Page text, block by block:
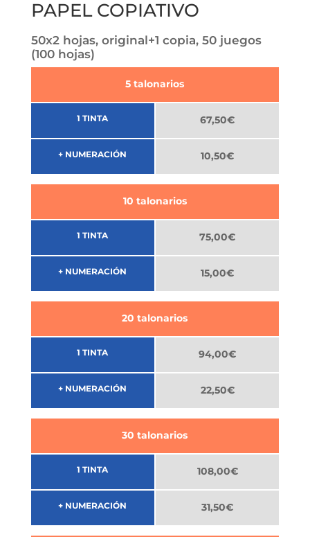
PAPEL COPIATIVO
50x2 hojas, original+1 copia, 50 juegos
(100 hojas)
1 TINTA
+ NUMERACIÓN
5 talonarios
67,50€
10,50€
1 TINTA
+ NUMERACIÓN
10 talonarios
75,00€
15,00€
1 TINTA
+ NUMERACIÓN
20 talonarios
94,00€
22,50€
1 TINTA
+ NUMERACIÓN
30 talonarios
108,00€
31,50€